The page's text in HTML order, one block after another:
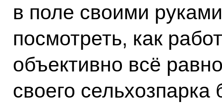
в поле своими
посмотреть, как
объективно всё
своего сельхозпарка